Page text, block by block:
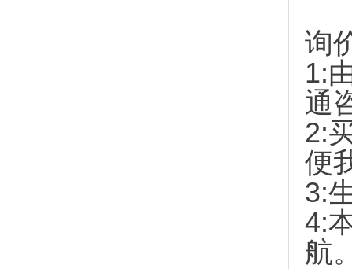
询
1:
通
2:
便
3:
4:
航